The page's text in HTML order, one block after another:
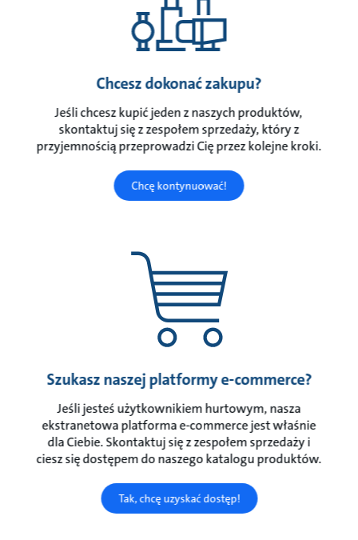
Chcesz dokonać zakupu?
Jeśli chcesz kupić jeden z naszych produktów,
skontaktuj się z zespołem sprzedaży, który z
przyjemnością przeprowadzi Cię przez kolejne kroki.
Chcę kontynuować!
Szukasz naszej platformy e-commerce?
Jeśli jesteś użytkownikiem hurtowym, nasza
ekstranetowa platforma e-commerce jest właśnie
dla Ciebie. Skontaktuj się z zespołem sprzedaży i
ciesz się dostępem do naszego katalogu produktów.
Tak, chcę uzyskać dostęp!